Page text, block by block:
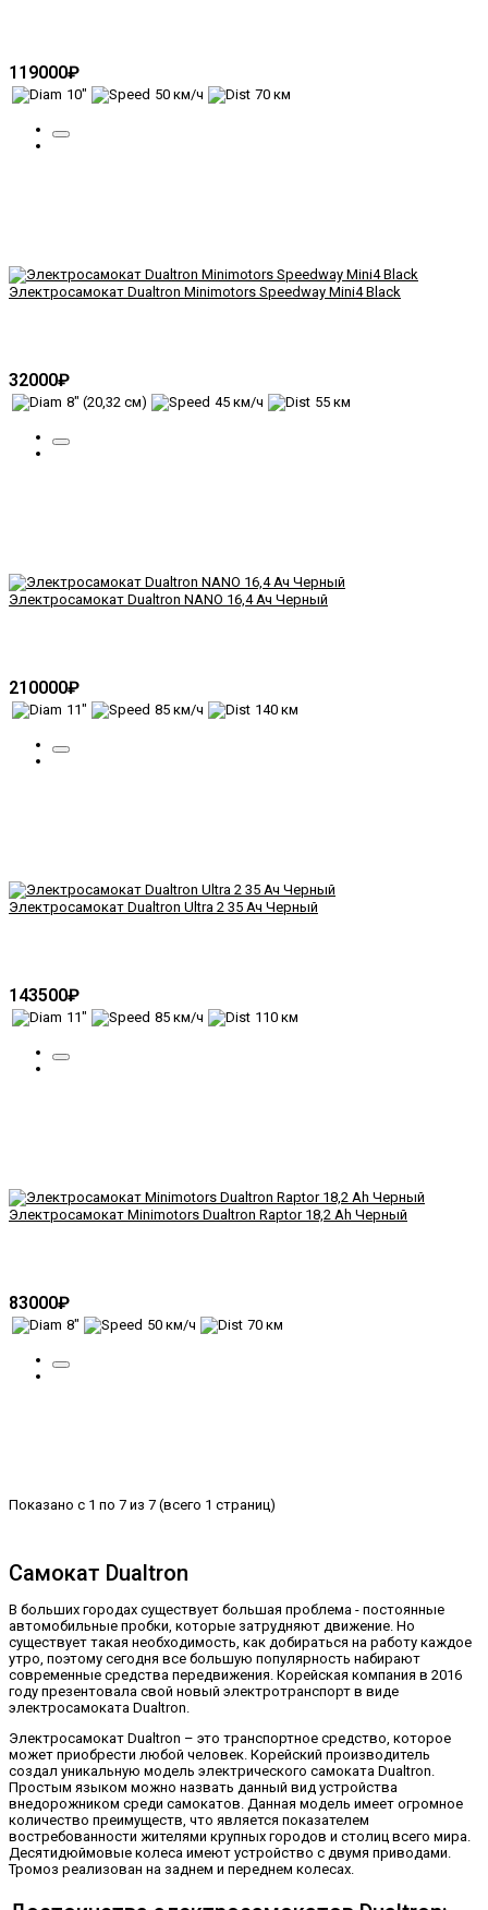
119000₽
10" 50 км/ч 70 км
Электросамокат Dualtron Minimotors Speedway Mini4 Black
32000₽
8" (20,32 см) 45 км/ч 55 км
Электросамокат Dualtron NANO 16,4 Ач Черный
210000₽
11" 85 км/ч 140 км
Электросамокат Dualtron Ultra 2 35 Ач Черный
143500₽
11" 85 км/ч 110 км
Электросамокат Minimotors Dualtron Raptor 18,2 Ah Черный
83000₽
8" 50 км/ч 70 км
Показано с 1 по 7 из 7 (всего 1 страниц)
Самокат Dualtron
В больших городах существует большая проблема - постоянные
автомобильные пробки, которые затрудняют движение. Но
существует такая необходимость, как добираться на работу каждое
утро, поэтому сегодня все большую популярность набирают
современные средства передвижения. Корейская компания в 2016
году презентовала свой новый электротранспорт в виде
электросамоката Dualtron.
Электросамокат Dualtron – это транспортное средство, которое
может приобрести любой человек. Корейский производитель
создал уникальную модель электрического самоката Dualtron.
Простым языком можно назвать данный вид устройства
внедорожником среди самокатов. Данная модель имеет огромное
количество преимуществ, что является показателем
востребованности жителями крупных городов и столиц всего мира.
Десятидюймовые колеса имеют устройство с двумя приводами.
Тромоз реализован на заднем и переднем колесах.